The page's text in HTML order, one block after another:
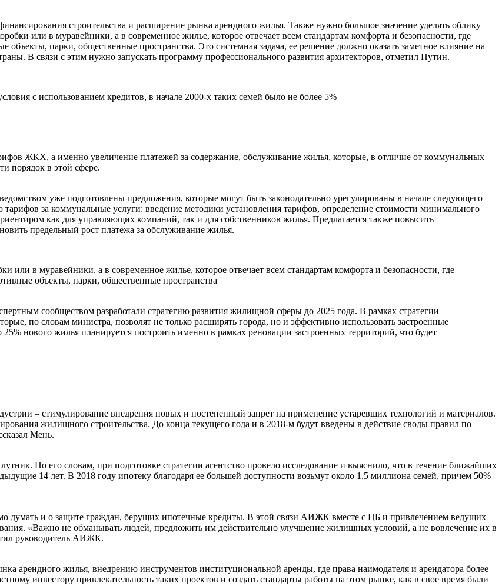
строительства и расширение рынка арендного жилья. Также нужно большое значение уделять облику
или в муравейники, а в современное жилье, которое отвечает всем стандартам комфорта и безопасности, где
парки, общественные пространства. Это системная задача, ее решение должно оказать заметное влияние на
В связи с этим нужно запускать программу профессионального развития архитекторов, отметил Путин.
с использованием кредитов, в начале 2000-х таких семей было не более 5%
ЖКХ, а именно увеличение платежей за содержание, обслуживание жилья, которые, в отличие от коммунальных
порядок в этой сфере.
уже подготовлены предложения, которые могут быть законодательно урегулированы в начале следующего
за коммунальные услуги: введение методики установления тарифов, определение стоимости минимального
как для управляющих компаний, так и для собственников жилья. Предлагается также повысить
предельный рост платежа за обслуживание жилья.
или в муравейники, а в современное жилье, которое отвечает всем стандартам комфорта и безопасности, где
объекты, парки, общественные пространства
сообществом разработали стратегию развития жилищной сферы до 2025 года. В рамках стратегии
по словам министра, позволят не только расширять города, но и эффективно использовать застроенные
нового жилья планируется построить именно в рамках реновации застроенных территорий, что будет
– стимулирование внедрения новых и постепенный запрет на применение устаревших технологий и материалов.
жилищного строительства. До конца текущего года и в 2018-м будут введены в действие своды правил по
Мень.
По его словам, при подготовке стратегии агентство провело исследование и выяснило, что в течение ближайших
14 лет. В 2018 году ипотеку благодаря ее большей доступности возьмут около 1,5 миллиона семей, причем 50%
думать и о защите граждан, берущих ипотечные кредиты. В этой связи АИЖК вместе с ЦБ и привлечением ведущих
«Важно не обманывать людей, предложить им действительно улучшение жилищных условий, а не вовлечение их в
руководитель АИЖК.
арендного жилья, внедрению инструментов институциональной аренды, где права наимодателя и арендатора более
инвестору привлекательность таких проектов и создать стандарты работы на этом рынке, как в свое время были